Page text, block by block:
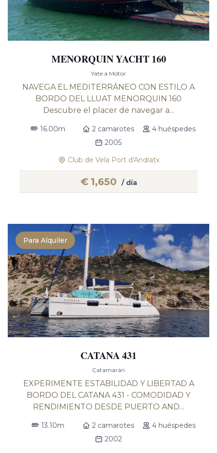
MENORQUIN YACHT 160
Yate a Motor
NAVEGA EL MEDITERRÁNEO CON ESTILO A
BORDO DEL LLUAT MENORQUIN 160
Descubre el placer de navegar a...
16.00m 2 camarotes
4 huéspedes
2005
Club de Vela Port d'Andratx
€ 1,650 / día
Para Alquiler
CATANA 431
Catamarán
EXPERIMENTE ESTABILIDAD Y LIBERTAD A
BORDO DEL CATANA 431 - COMODIDAD Y
RENDIMIENTO DESDE PUERTO AND...
13.10m 2 camarotes
4 huéspedes
2002